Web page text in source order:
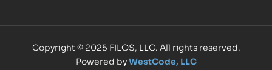
Copyright © 2025 FILOS, LLC. All rights reserved.
Powered byWestCode, LLC